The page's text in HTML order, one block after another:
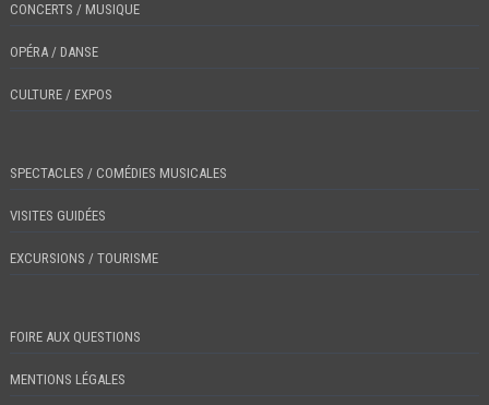
CONCERTS / MUSIQUE
OPÉRA / DANSE
CULTURE / EXPOS
SPECTACLES / COMÉDIES MUSICALES
VISITES GUIDÉES
EXCURSIONS / TOURISME
FOIRE AUX QUESTIONS
MENTIONS LÉGALES